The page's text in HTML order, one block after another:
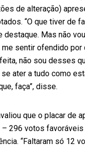
de alteração)
“O que tiver de
destaque. Mas não
me sentir ofendido por
não sou desses
ater a tudo como
faça”, disse.
que o placar de
296 votos
“Faltaram só 12